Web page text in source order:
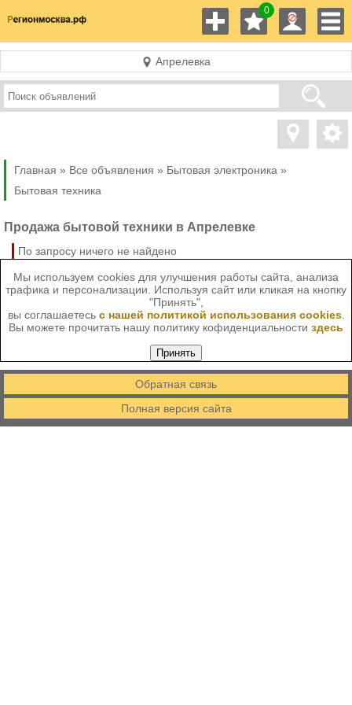
0
Апрелевка
Главная » Все объявления » Бытовая электроника »
Бытовая техника
Продажа бытовой техники в Апрелевке
По запросу ничего не найдено
Мы используем cookies для улучшения работы сайта, анализа
трафика и персонализации. Используя сайт или кликая на кнопку
"Принять",
вы соглашаетесь с нашей политикой использования cookies.
Вы можете прочитать нашу политику кофиденциальности здесь
Принять
Обратная связь
Полная версия сайта